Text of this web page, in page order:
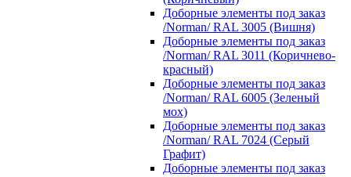
Доборные элементы под заказ
/Norman/ RAL 3005 (Вишня)
Доборные элементы под заказ
/Norman/ RAL 3011 (Коричнево-
красный)
Доборные элементы под заказ
/Norman/ RAL 6005 (Зеленый
мох)
Доборные элементы под заказ
/Norman/ RAL 7024 (Серый
Графит)
Доборные элементы под заказ